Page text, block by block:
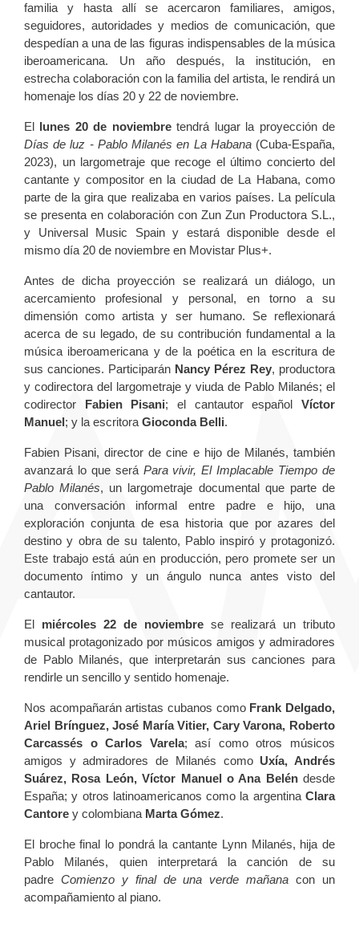
familia y hasta allí se acercaron familiares, amigos,
seguidores, autoridades y medios de comunicación, que
despedían a una de las figuras indispensables de la música
iberoamericana. Un año después, la institución, en
estrecha colaboración con la familia del artista, le rendirá un
homenaje los días 20 y 22 de noviembre.
El lunes 20 de noviembretendrá lugar la proyección de
Días de luz - Pablo Milanés en La Habana(Cuba-España,
2023), un largometraje que recoge el último concierto del
cantante y compositor en la ciudad de La Habana, como
parte de la gira que realizaba en varios países. La película
se presenta en colaboración con Zun Zun Productora S.L.,
y Universal Music Spain y estará disponible desde el
mismo día 20 de noviembre en Movistar Plus+.
Antes de dicha proyección se realizará un diálogo, un
acercamiento profesional y personal, en torno a su
dimensión como artista y ser humano. Se reflexionará
acerca de su legado, de su contribución fundamental a la
música iberoamericana y de la poética en la escritura de
sus canciones. Participarán Nancy Pérez Rey, productora
y codirectora del largometraje y viuda de Pablo Milanés; el
codirector Fabien Pisani; el cantautor españolVíctor
Manuel; y la escritoraGioconda Belli.
Fabien Pisani, director de cine e hijo de Milanés, también
avanzará lo que será Para vivir, El Implacable Tiempo de
Pablo Milanés, un largometraje documental que parte de
una conversación informal entre padre e hijo, una
exploración conjunta de esa historia que por azares del
destino y obra de su talento, Pablo inspiró y protagonizó.
Este trabajo está aún en producción, pero promete ser un
documento íntimo y un ángulo nunca antes visto del
cantautor.
El miércoles 22 de noviembre se realizará un tributo
musical protagonizado por músicos amigos y admiradores
de Pablo Milanés, que interpretarán sus canciones para
rendirle un sencillo y sentido homenaje.
Nos acompañarán artistas cubanos como Frank Delgado,
Ariel Brínguez, José María Vitier, Cary Varona, Roberto
Carcassés o Carlos Varela; así como otros músicos
amigos y admiradores de Milanés como Uxía, Andrés
Suárez, Rosa León, Víctor Manuel o Ana Beléndesde
España; y otros latinoamericanos como la argentina Clara
Cantore y colombiana Marta Gómez.
El broche final lo pondrá la cantante Lynn Milanés, hija de
Pablo Milanés, quien interpretará la canción de su
padre Comienzo y final de una verde mañanacon un
acompañamiento al piano.